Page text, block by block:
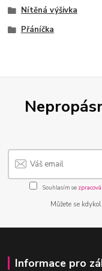
Nítěná výšivka
Přáníčka
Souhlasím se
Můžete se
Informace pro